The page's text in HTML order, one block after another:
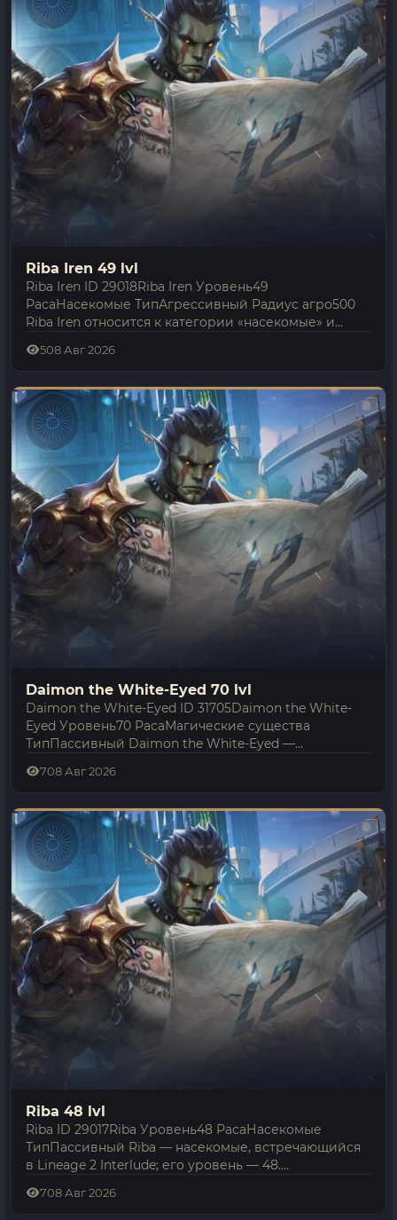
Riba Iren 49 lvl
Riba Iren ID 29018Riba Iren Уровень49
РасаНасекомые ТипАгрессивный Радиус агро500
Riba Iren относится к категории «насекомые» и
атакует первым в радиусе 500.Места спавна
508 Авг 2026
Daimon the White-Eyed 70 lvl
Daimon the White-Eyed ID 31705Daimon the White-
Eyed Уровень70 РасаМагические существа
ТипПассивный Daimon the White-Eyed —
Interlude; его уровень — 70. Неагрессивен и не
708 Авг 2026
Riba 48 lvl
Riba ID 29017Riba Уровень48 РасаНасекомые
ТипПассивный Riba — насекомые, встречающийся
в Lineage 2 Interlude; его уровень — 48.
нападёт.Точки и зоны его…
708 Авг 2026